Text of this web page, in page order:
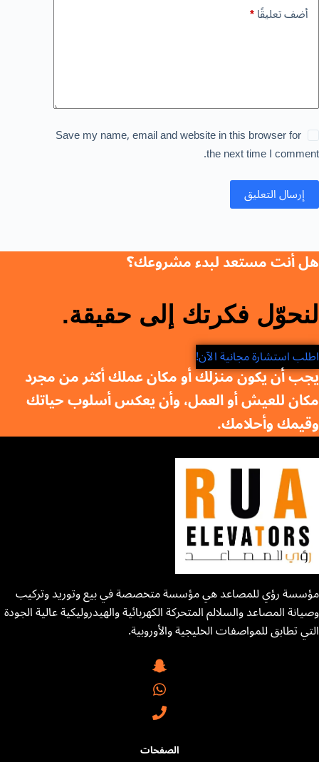
أضف تعليقًا*
Save my name, email and website in this browser for
the next time I comment.
إرسال التعليق
هل أنت مستعد لبدء مشروعك؟
لنحوّل فكرتك إلى حقيقة.
اطلب استشارة مجانية الآن!
يجب أن يكون منزلك أو مكان عملك أكثر من مجرد
مكان للعيش أو العمل، وأن يعكس أسلوب حياتك
وقيمك وأحلامك.
مؤسسة رؤي للمصاعد هي مؤسسة متخصصة في بيع وتوريد وتركيب
وصيانة المصاعد والسلالم المتحركة الكهربائية والهيدروليكية عالية الجودة
التي تطابق للمواصفات الخليجية والأوروبية.
الصفحات